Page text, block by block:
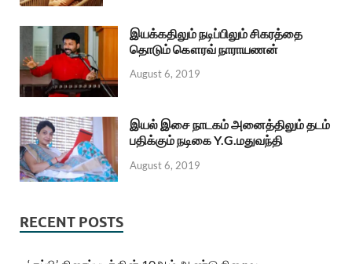
இயக்கதிலும் நடிப்பிலும் சிகரத்தை
தொடும் கௌரவ் நாராயணன்
August 6, 2019
இயல் இசை நாடகம் அனைத்திலும் தடம்
பதிக்கும் நடிகை Y.G.மதுவந்தி
August 6, 2019
RECENT POSTS